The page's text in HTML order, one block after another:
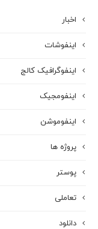
اخبار
اینفوشات
اینفوگرافیک کالج
اینفومجیک
اینفوموشن
پروژه ها
پوستر
تعاملی
دانلود